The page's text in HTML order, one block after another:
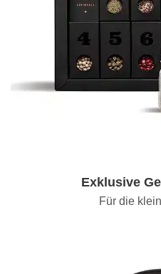
Exklusive
Für die